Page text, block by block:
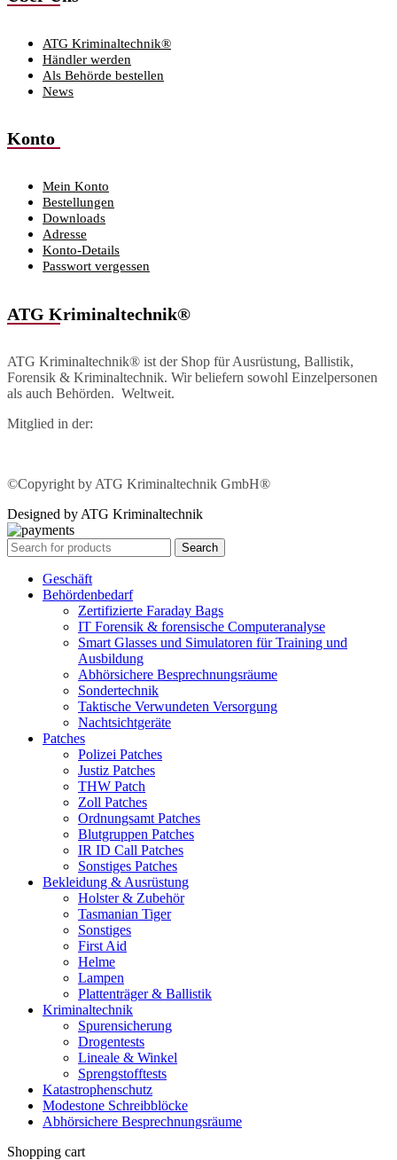
ATG Kriminaltechnik®
Händler werden
Als Behörde bestellen
News
Konto
Mein Konto
Bestellungen
Downloads
Adresse
Konto-Details
Passwort vergessen
ATG Kriminaltechnik®
ATG Kriminaltechnik® ist der Shop für Ausrüstung, Ballistik,
Forensik & Kriminaltechnik. Wir beliefern sowohl Einzelpersonen
als auch Behörden. Weltweit.
Mitglied in der:
©Copyright by ATG Kriminaltechnik GmbH®
Designed by ATG Kriminaltechnik
Search
Geschäft
Behördenbedarf
Zertifizierte Faraday Bags
IT Forensik & forensische Computeranalyse
Smart Glasses und Simulatoren für Training und
Ausbildung
Abhörsichere Besprechnungsräume
Sondertechnik
Taktische Verwundeten Versorgung
Nachtsichtgeräte
Patches
Polizei Patches
Justiz Patches
THW Patch
Zoll Patches
Ordnungsamt Patches
Blutgruppen Patches
IR ID Call Patches
Sonstiges Patches
Bekleidung & Ausrüstung
Holster & Zubehör
Tasmanian Tiger
Sonstiges
First Aid
Helme
Lampen
Plattenträger & Ballistik
Kriminaltechnik
Spurensicherung
Drogentests
Lineale & Winkel
Sprengstofftests
Katastrophenschutz
Modestone Schreibblöcke
Abhörsichere Besprechnungsräume
Shopping cart